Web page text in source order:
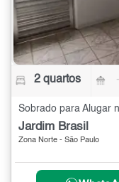
2 quartos
Sobrado para Alugar
Jardim Brasil
Zona Norte - São Paulo